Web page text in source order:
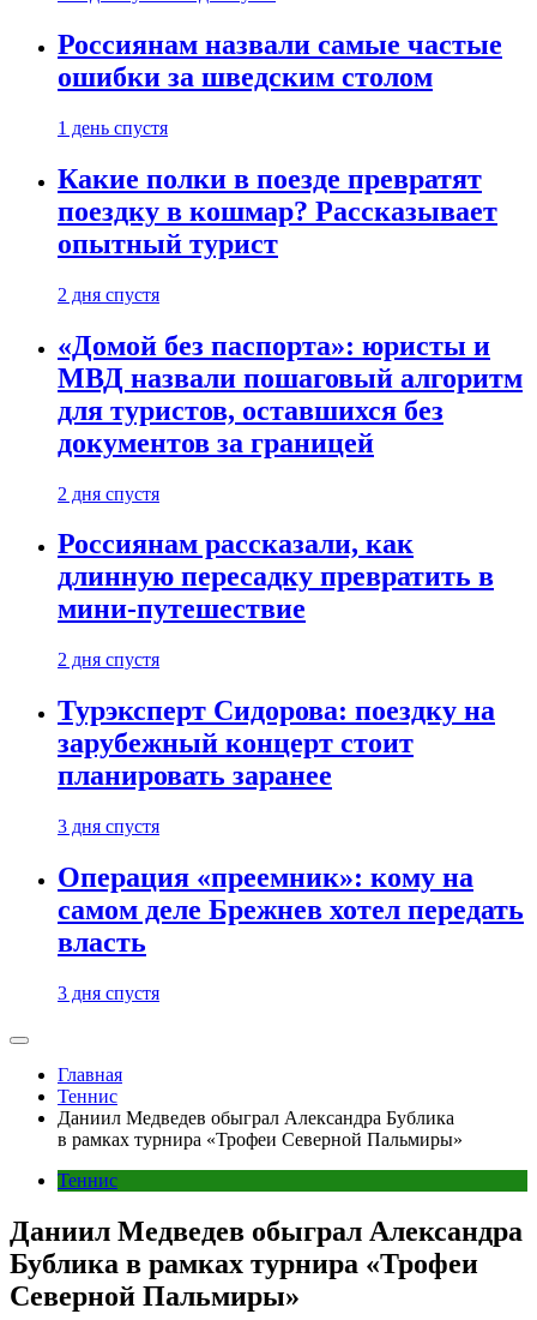
Россиянам назвали самые частые
ошибки за шведским столом
1 день спустя
Какие полки в поезде превратят
поездку в кошмар? Рассказывает
опытный турист
2 дня спустя
«Домой без паспорта»: юристы и
МВД назвали пошаговый алгоритм
для туристов, оставшихся без
документов за границей
2 дня спустя
Россиянам рассказали, как
длинную пересадку превратить в
мини-путешествие
2 дня спустя
Турэксперт Сидорова: поездку на
зарубежный концерт стоит
планировать заранее
3 дня спустя
Операция «преемник»: кому на
самом деле Брежнев хотел передать
власть
3 дня спустя
Главная
Теннис
Даниил Медведев обыграл Александра Бублика
в рамках турнира «Трофеи Северной Пальмиры»
Теннис
Даниил Медведев обыграл Александра
Бублика в рамках турнира «Трофеи
Северной Пальмиры»